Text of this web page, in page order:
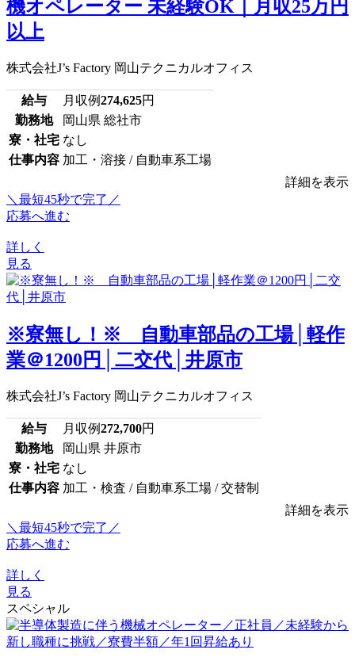
機オペレーター 未経験OK｜月収25万円
以上
株式会社J’s Factory 岡山テクニカルオフィス
給与 月収例274,625円
勤務地
岡山県 総社市
寮・社宅 なし
仕事内容 加工・溶接 / 自動車系工場
詳細を表示
＼最短45秒で完了／
応募へ進む
詳しく
見る
※寮無し！※ 自動車部品の工場│軽作
業＠1200円│二交代│井原市
株式会社J’s Factory 岡山テクニカルオフィス
給与 月収例272,700円
勤務地
岡山県 井原市
寮・社宅 なし
仕事内容 加工・検査 / 自動車系工場 / 交替制
詳細を表示
＼最短45秒で完了／
応募へ進む
詳しく
見る
スペシャル